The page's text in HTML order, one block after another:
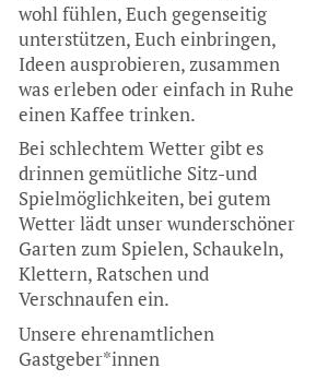
wohl fühlen, Euch gegenseitig
unterstützen, Euch einbringen,
Ideen ausprobieren, zusammen
was erleben oder einfach in Ruhe
einen Kaffee trinken.
Bei schlechtem Wetter gibt es
drinnen gemütliche Sitz-und
Spielmöglichkeiten, bei gutem
Wetter lädt unser wunderschöner
Garten zum Spielen, Schaukeln,
Klettern, Ratschen und
Verschnaufen ein.
Unsere ehrenamtlichen
Gastgeber*innen